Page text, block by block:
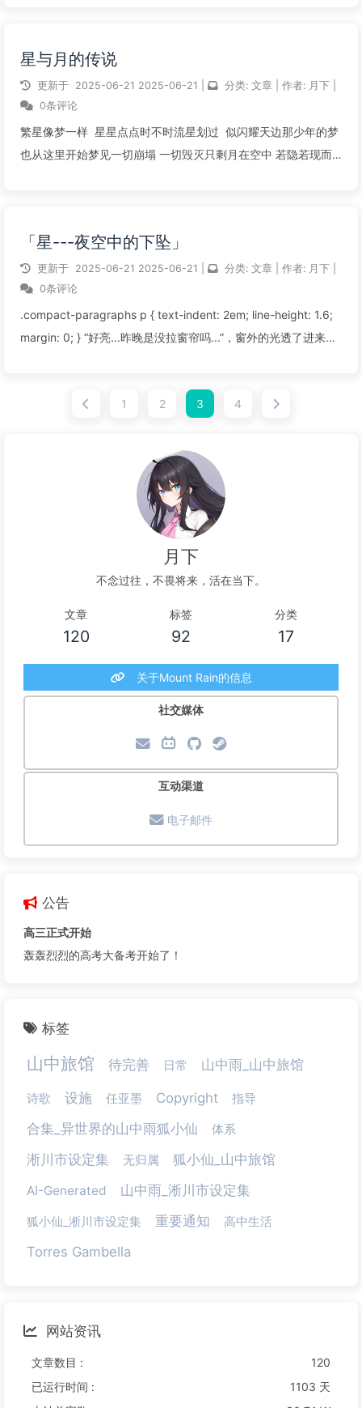
星与月的传说
更新于 2025-06-21 2025-06-21 分类: 文章 作者: 月下
0条评论
繁星像梦一样 星星点点时不时流星划过 似闪耀天边那少年的梦
也从这里开始梦见一切崩塌 一切毁灭只剩月在空中 若隐若现而
「星---夜空中的下坠」
更新于 2025-06-21 2025-06-21 分类: 文章 作者: 月下
0条评论
.compact-paragraphs p { text-indent: 2em; line-height: 1.6;
margin: 0; } “好亮...昨晚是没拉窗帘吗...”，窗外的光透了进来，
1 2 3 4
月下
不念过往，不畏将来，活在当下。
文章
120
标签
92
分类
17
关于Mount Rain的信息
社交媒体
互动渠道
电子邮件
公告
高三正式开始
轰轰烈烈的高考大备考开始了！
标签
山中旅馆 待完善 日常 山中雨_山中旅馆
诗歌 设施 任亚墨 Copyright 指导
合集_异世界的山中雨狐小仙 体系
淅川市设定集 无归属 狐小仙_山中旅馆
AI-Generated 山中雨_淅川市设定集
狐小仙_淅川市设定集 重要通知 高中生活
Torres Gambella
网站资讯
文章数目 :
120
已运行时间 :
1103 天